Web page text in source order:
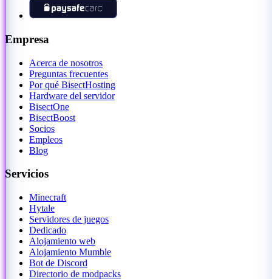
Empresa
Acerca de nosotros
Preguntas frecuentes
Por qué BisectHosting
Hardware del servidor
BisectOne
BisectBoost
Socios
Empleos
Blog
Servicios
Minecraft
Hytale
Servidores de juegos
Dedicado
Alojamiento web
Alojamiento Mumble
Bot de Discord
Directorio de modpacks